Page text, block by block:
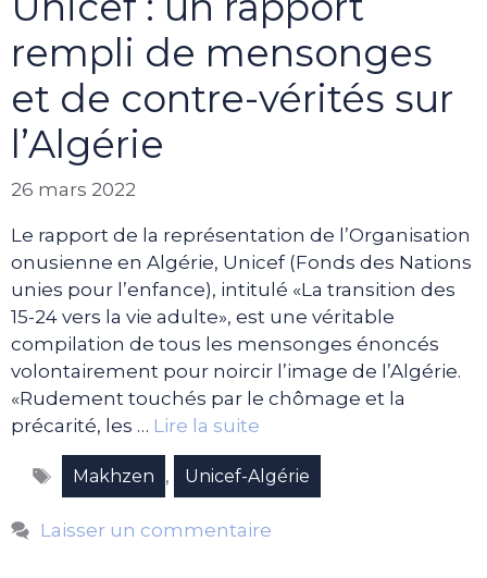
rempli de mensonges
et de contre-vérités sur
l’Algérie
26 mars 2022
Le rapport de la représentation de l’Organisation
onusienne en Algérie, Unicef (Fonds des Nations
unies pour l’enfance), intitulé «La transition des
15-24 vers la vie adulte», est une véritable
compilation de tous les mensonges énoncés
volontairement pour noircir l’image de l’Algérie.
«Rudement touchés par le chômage et la
précarité, les … Lire la suite
Étiquettes
Makhzen , Unicef-Algérie
Laisser un commentaire